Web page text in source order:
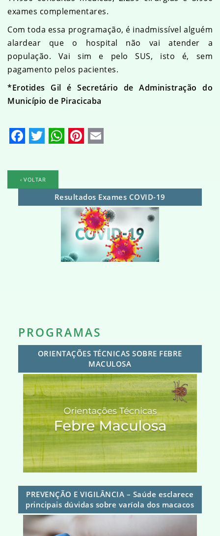
exames complementares.
Com toda essa programação, é inadmissível alguém
alardear que o hospital não vai atender a
população. Vai sim e pelo SUS, isto é, sem
pagamento pelos pacientes.
*Erotides Gil é Secretário de Administração do
Município de Piracicaba
Facebook
Twitter
WhatsApp
Pinterest
‹ VOLTAR
Resultados Exames COVID-19
PROGRAMAS
ORIENTAÇÕES TÉCNICAS SOBRE FEBRE
MACULOSA
PREVENÇÃO E VIGILÂNCIA – Saúde esclarece
principais dúvidas sobre varíola dos macacos